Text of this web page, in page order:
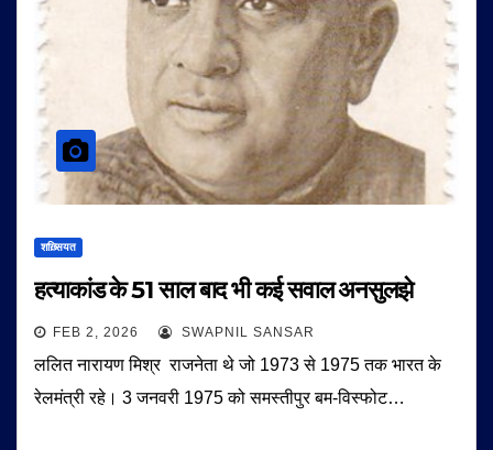
शख़्सियत
हत्याकांड के 51 साल बाद भी कई सवाल अनसुलझे
FEB 2, 2026 SWAPNIL SANSAR
ललित नारायण मिश्र राजनेता थे जो 1973 से 1975 तक भारत के
रेलमंत्री रहे। 3 जनवरी 1975 को समस्तीपुर बम-विस्फोट…